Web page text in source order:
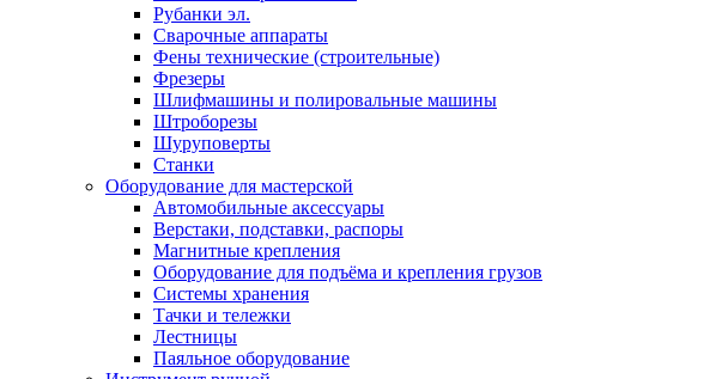
Рубанки эл.
Сварочные аппараты
Фены технические (строительные)
Фрезеры
Шлифмашины и полировальные машины
Штроборезы
Шуруповерты
Станки
Оборудование для мастерской
Автомобильные аксессуары
Верстаки, подставки, распоры
Магнитные крепления
Оборудование для подъёма и крепления грузов
Системы хранения
Тачки и тележки
Лестницы
Паяльное оборудование